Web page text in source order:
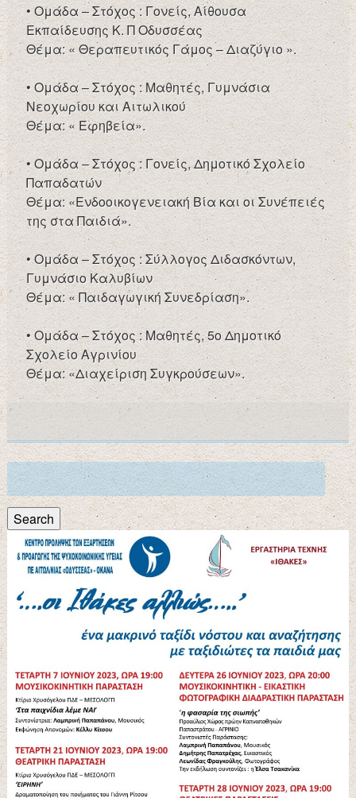
• Ομάδα – Στόχος : Γονείς, Αίθουσα
Εκπαίδευσης Κ. Π Οδυσσέας
Θέμα: « Θεραπευτικός Γάμος – Διαζύγιο ».
• Ομάδα – Στόχος : Μαθητές, Γυμνάσια
Νεοχωρίου και Αιτωλικού
Θέμα: « Εφηβεία».
• Ομάδα – Στόχος : Γονείς, Δημοτικό Σχολείο
Παπαδατών
Θέμα: «Ενδοοικογενειακή Βία και οι Συνέπειές
της στα Παιδιά».
• Ομάδα – Στόχος : Σύλλογος Διδασκόντων,
Γυμνάσιο Καλυβίων
Θέμα: « Παιδαγωγική Συνεδρίαση».
• Ομάδα – Στόχος : Μαθητές, 5ο Δημοτικό
Σχολείο Αγρινίου
Θέμα: «Διαχείριση Συγκρούσεων».
Search
for:
Search